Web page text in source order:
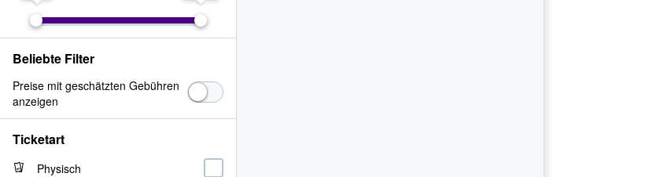
Beliebte Filter
Preise mit geschätzten Gebühren
anzeigen
Ticketart
Physisch